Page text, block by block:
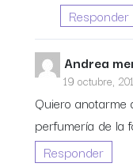
Responder
Andrea
19 octubre,
Quiero
perfumería de la
Responder